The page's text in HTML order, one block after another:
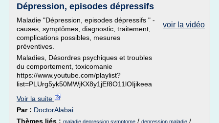
Dépression, episodes dépressifs
voir la vidéo
Maladie "Dépression, episodes dépressifs " -
causes, symptômes, diagnostic, traitement,
complications possibles, mesures
préventives.
Maladies, Désordres psychiques et troubles
du comportement, toxicomanie
https://www.youtube.com/playlist?
list=PLUrg5yk50MWjKX8y1jEf8O11lOIjikeea
Voir la suite
Par : DoctorAlabai
Thèmes liés : maladie depression symptome / depression maladie /